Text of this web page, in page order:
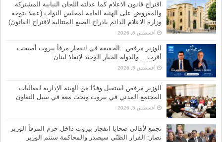
اقتراح قانون الاعلام كما عدلته اللجان النيابية المشتركة
والمعروض على الهئية العامة لمجلس النواب (عملا بتوجه
وزارة الاعلام الدائم بادراج الصيغ المتتالية لاقتراح القانون)
أغسطس 6, 2026
الوزير مرقص : الحقيقة في انفجار مرفأ بيروت أصبحت
أقرب… والدولة الخيار الوحيد لإنقاذ لبنان
أغسطس 5, 2026
الوزير مرقص استقبل وفدًا من الهيئة الإدارية لفعاليات
المجتمع المدني في بيروت وبحث معه في سبل التعاون
أغسطس 5, 2026
تجمع لأهالي ضحايا انفجار بيروت داخل حرم المرفأ الوزير
نصار: القرار الظنّي سيصدر والمحاكمة ستتم الوزير